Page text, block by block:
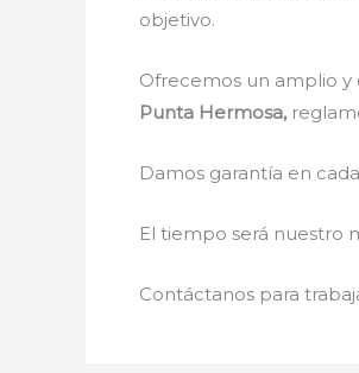
objetivo.
Ofrecemos un amplio y
Punta Hermosa,
Damos garantía en
El tiempo será nuestro
Contáctanos para